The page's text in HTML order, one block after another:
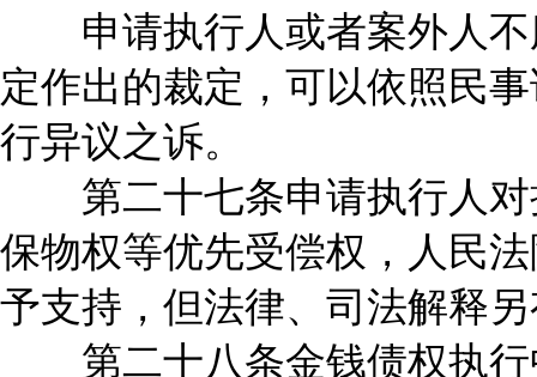
申请执行人或者案外人不
定作出的裁定，可以依照民
行异议之诉。
第二十七条申请执行人对
保物权等优先受偿权，人民
予支持，但法律、司法解释
第二十八条金钱债权执行